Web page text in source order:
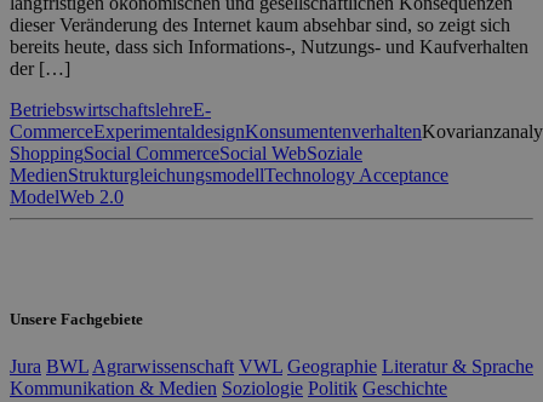
dieser Veränderung des Internet kaum absehbar sind, so zeigt sich
bereits heute, dass sich Informations-, Nutzungs- und Kaufverhalten
der […]
BetriebswirtschaftslehreE-
CommerceExperimentaldesignKonsumentenverhalten
ShoppingSocial CommerceSocial WebSoziale
MedienStrukturgleichungsmodellTechnology Acceptance
ModelWeb 2.0
Unsere Fachgebiete
Jura BWL Agrarwissenschaft VWL Geographie Literatur & Sprache
Kommunikation & Medien Soziologie Politik Geschichte